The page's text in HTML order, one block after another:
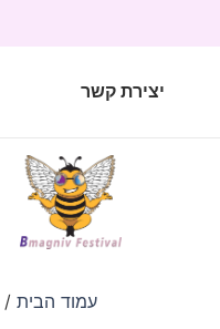
יצירת קשר
עמוד הבית/